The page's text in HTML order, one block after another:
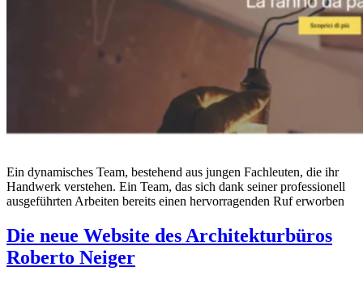
Ein dynamisches Team, bestehend aus jungen Fachleuten, die ihr
Handwerk verstehen. Ein Team, das sich dank seiner professionell
ausgeführten Arbeiten bereits einen hervorragenden Ruf erworben
Die neue Website des Architekturbüros
Roberto Neiger